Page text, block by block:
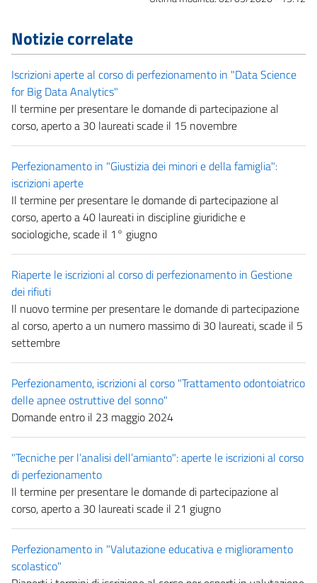
Notizie correlate
Iscrizioni aperte al corso di perfezionamento in "Data Science
for Big Data Analytics"
Il termine per presentare le domande di partecipazione al
corso, aperto a 30 laureati scade il 15 novembre
Perfezionamento in "Giustizia dei minori e della famiglia":
iscrizioni aperte
Il termine per presentare le domande di partecipazione al
corso, aperto a 40 laureati in discipline giuridiche e
sociologiche, scade il 1° giugno
Riaperte le iscrizioni al corso di perfezionamento in Gestione
dei rifiuti
Il nuovo termine per presentare le domande di partecipazione
al corso, aperto a un numero massimo di 30 laureati, scade il 5
settembre
Perfezionamento, iscrizioni al corso "Trattamento odontoiatrico
delle apnee ostruttive del sonno"
Domande entro il 23 maggio 2024
"Tecniche per l’analisi dell’amianto": aperte le iscrizioni al corso
di perfezionamento
Il termine per presentare le domande di partecipazione al
corso, aperto a 30 laureati scade il 21 giugno
Perfezionamento in "Valutazione educativa e miglioramento
scolastico"